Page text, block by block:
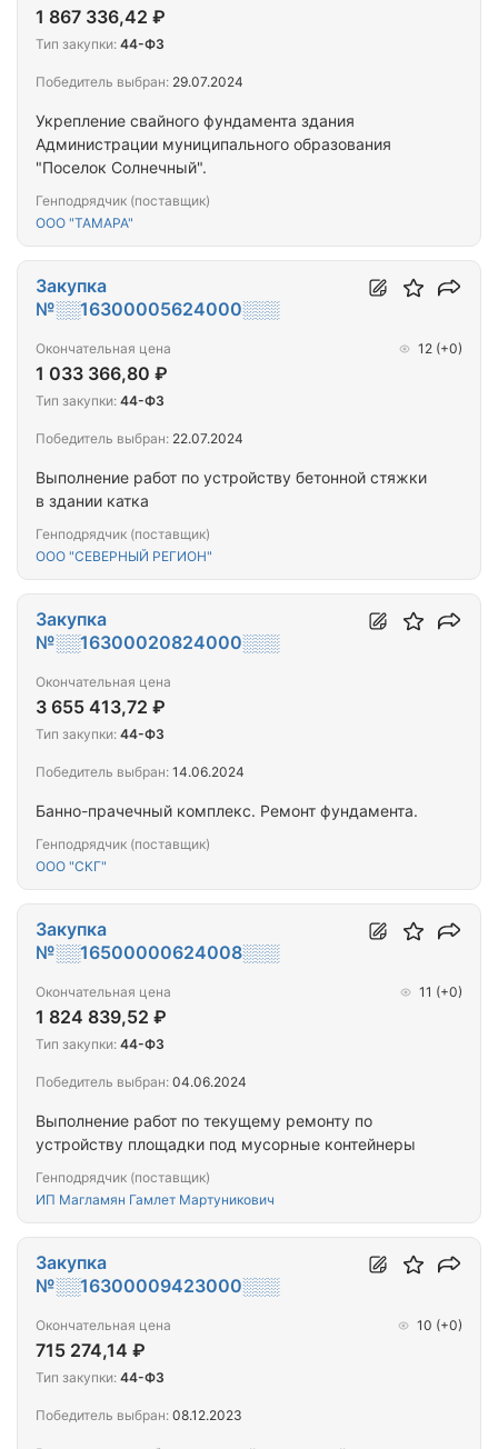
Укрепление свайного фундамента здания
Администрации муниципального образования
"Поселок Солнечный".
Генподрядчик (поставщик)
ООО "ТАМАРА"
1 867 336,42 ₽
Тип закупки: 44-ФЗ
Победитель выбран: 29.07.2024
Выполнение работ по устройству бетонной стяжки
в здании катка
Генподрядчик (поставщик)
ООО "СЕВЕРНЫЙ РЕГИОН"
Закупка
№░░16300005624000░░░
Окончательная цена
1 033 366,80 ₽
12 (+0)
Тип закупки: 44-ФЗ
Победитель выбран: 22.07.2024
Банно-прачечный комплекс. Ремонт фундамента.
Генподрядчик (поставщик)
ООО "СКГ"
Закупка
№░░16300020824000░░░
Окончательная цена
3 655 413,72 ₽
Тип закупки: 44-ФЗ
Победитель выбран: 14.06.2024
Выполнение работ по текущему ремонту по
устройству площадки под мусорные контейнеры
Генподрядчик (поставщик)
ИП Магламян Гамлет Мартуникович
Закупка
№░░16500000624008░░░
Окончательная цена
1 824 839,52 ₽
11 (+0)
Тип закупки: 44-ФЗ
Победитель выбран: 04.06.2024
Закупка
№░░16300009423000░░░
Окончательная цена
715 274,14 ₽
10 (+0)
Тип закупки: 44-ФЗ
Победитель выбран: 08.12.2023